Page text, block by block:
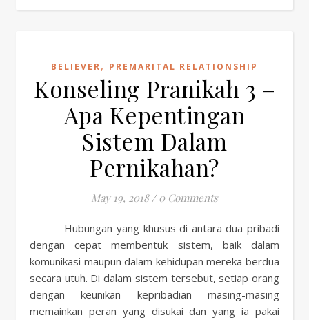
BELIEVER, PREMARITAL RELATIONSHIP
Konseling Pranikah 3 –
Apa Kepentingan
Sistem Dalam
Pernikahan?
May 19, 2018 / 0 Comments
Hubungan yang khusus di antara dua pribadi
dengan cepat membentuk sistem, baik dalam
komunikasi maupun dalam kehidupan mereka berdua
secara utuh. Di dalam sistem tersebut, setiap orang
dengan keunikan kepribadian masing-masing
memainkan peran yang disukai dan yang ia pakai